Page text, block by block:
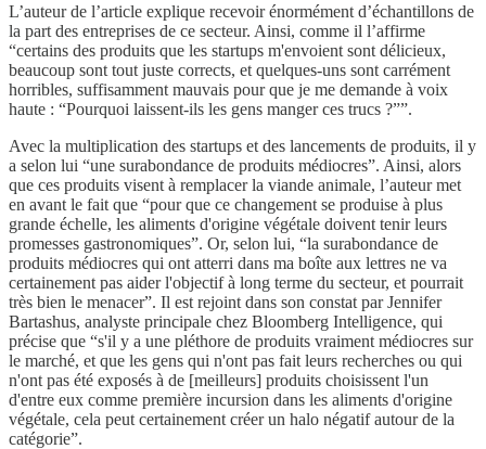
L’auteur de l’article explique recevoir énormément d’échantillons de
la part des entreprises de ce secteur. Ainsi, comme il l’affirme
“certains des produits que les startups m'envoient sont délicieux,
beaucoup sont tout juste corrects, et quelques-uns sont carrément
horribles, suffisamment mauvais pour que je me demande à voix
haute : “Pourquoi laissent-ils les gens manger ces trucs ?””.
Avec la multiplication des startups et des lancements de produits, il y
a selon lui “une surabondance de produits médiocres”. Ainsi, alors
que ces produits visent à remplacer la viande animale, l’auteur met
en avant le fait que “pour que ce changement se produise à plus
grande échelle, les aliments d'origine végétale doivent tenir leurs
promesses gastronomiques”. Or, selon lui, “la surabondance de
produits médiocres qui ont atterri dans ma boîte aux lettres ne va
certainement pas aider l'objectif à long terme du secteur, et pourrait
très bien le menacer”. Il est rejoint dans son constat par Jennifer
Bartashus, analyste principale chez Bloomberg Intelligence, qui
précise que “s'il y a une pléthore de produits vraiment médiocres sur
le marché, et que les gens qui n'ont pas fait leurs recherches ou qui
n'ont pas été exposés à de [meilleurs] produits choisissent l'un
d'entre eux comme première incursion dans les aliments d'origine
végétale, cela peut certainement créer un halo négatif autour de la
catégorie”.